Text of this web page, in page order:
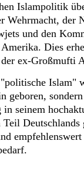
Islampolitik
Wehrmacht, der
und den
Dies
ex-Großmufti
Islam"
geboren,
seinem